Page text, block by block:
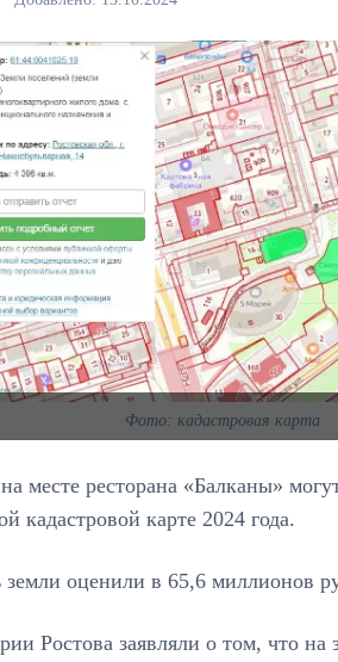
Фото: кадастровая карта
месте ресторана «Балканы»
кадастровой карте 2024 года.
земли оценили в 65,6 миллионов
Ростова заявляли о том, что